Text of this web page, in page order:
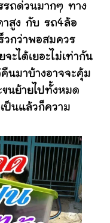
รถด่วนมากๆ ทาง
าสูง กับ รถ4ล้อ
วกว่าพอสมควร
ะได้เยอะไม่เท่ากัน
นมาบ้างอาจจะคุ้ม
นย้ายไปทั้งหมด
ป็นแล้วก็ความ